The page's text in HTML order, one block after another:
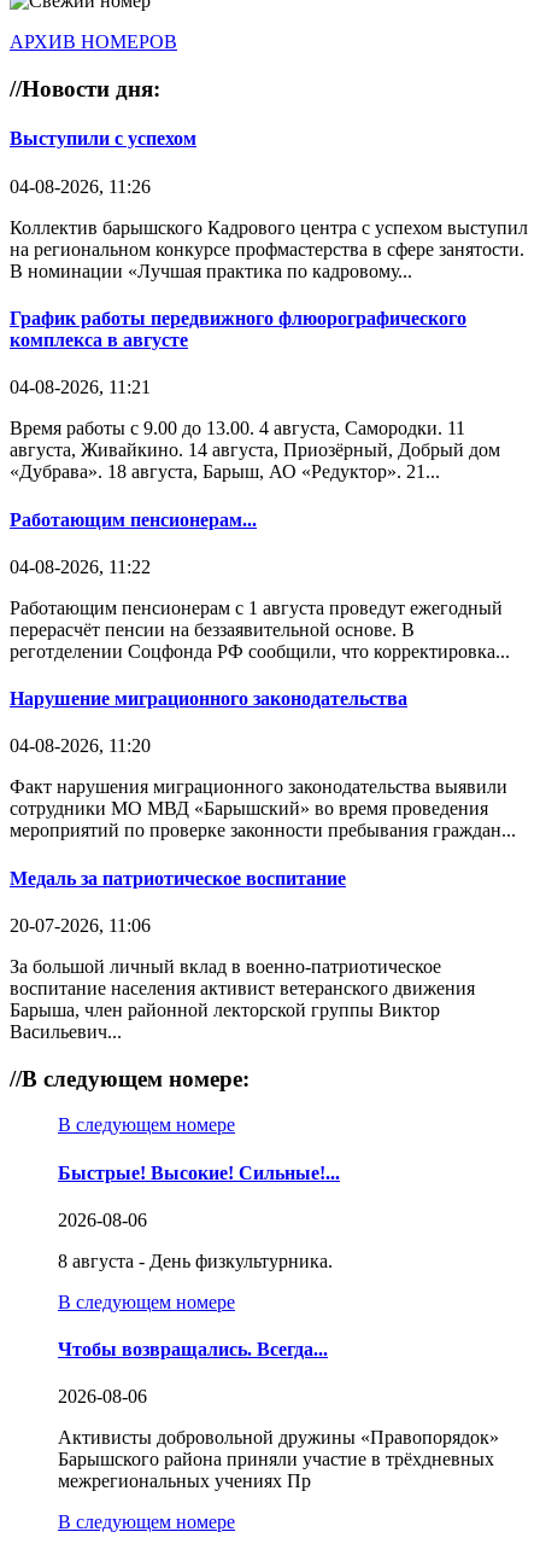
АРХИВ НОМЕРОВ
//Новости дня:
Выступили с успехом
04-08-2026, 11:26
Коллектив барышского Кадрового центра с успехом выступил
на региональном конкурсе профмастерства в сфере занятости.
В номинации «Лучшая практика по кадровому...
График работы передвижного флюорографического
комплекса в августе
04-08-2026, 11:21
Время работы с 9.00 до 13.00. 4 августа, Самородки. 11
августа, Живайкино. 14 августа, Приозёрный, Добрый дом
«Дубрава». 18 августа, Барыш, АО «Редуктор». 21...
Работающим пенсионерам...
04-08-2026, 11:22
Работающим пенсионерам с 1 августа проведут ежегодный
перерасчёт пенсии на беззаявительной основе. В
реготделении Соцфонда РФ сообщили, что корректировка...
Нарушение миграционного законодательства
04-08-2026, 11:20
Факт нарушения миграционного законодательства выявили
сотрудники МО МВД «Барышский» во время проведения
мероприятий по проверке законности пребывания граждан...
Медаль за патриотическое воспитание
20-07-2026, 11:06
За большой личный вклад в военно-патриотическое
воспитание населения активист ветеранского движения
Барыша, член районной лекторской группы Виктор
Васильевич...
//В следующем номере:
В следующем номере
Быстрые! Высокие! Сильные!...
2026-08-06
8 августа - День физкультурника.
В следующем номере
Чтобы возвращались. Всегда...
2026-08-06
Активисты добровольной дружины «Правопорядок»
Барышского района приняли участие в трёхдневных
межрегиональных учениях Пр
В следующем номере